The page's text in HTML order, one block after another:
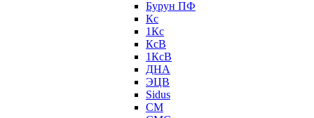
Бурун ПФ
Кс
1Кс
КсВ
1КсВ
ДНА
ЭЦВ
Sidus
СМ